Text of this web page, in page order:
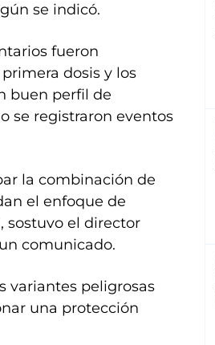
se indicó.
fueron
dosis y los
buen perfil de
se registraron eventos
la combinación de
el enfoque de
sostuvo el director
comunicado.
variantes peligrosas
una protección